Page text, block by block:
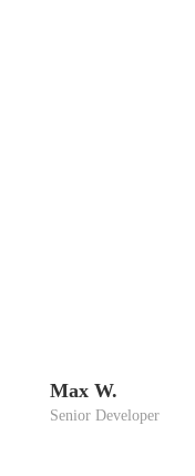
Max W.
Seni­or Deve­lo­per